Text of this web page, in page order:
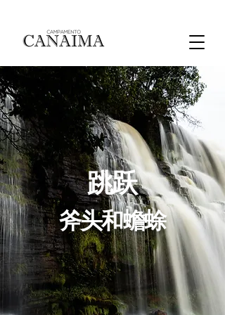
跳跃
斧头和蟾蜍